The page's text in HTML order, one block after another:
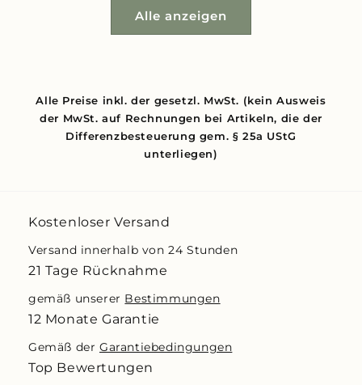
Alle anzeigen
Alle Preise inkl. der gesetzl. MwSt. (kein Ausweis
der MwSt. auf Rechnungen bei Artikeln, die der
Differenzbesteuerung gem. § 25a UStG
unterliegen)
Kostenloser Versand
Versand innerhalb von 24 Stunden
21 Tage Rücknahme
gemäß unserer Bestimmungen
12 Monate Garantie
Gemäß der Garantiebedingungen
Top Bewertungen